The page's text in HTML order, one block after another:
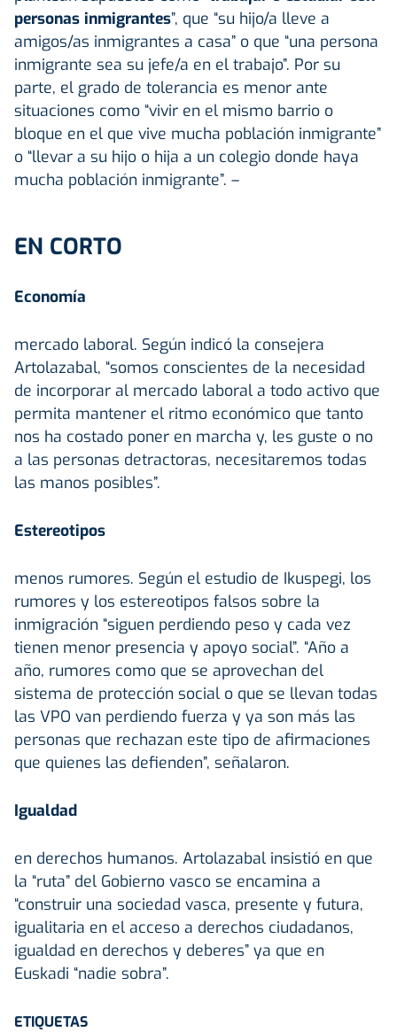
personas inmigrantes”, que “su hijo/a lleve a
amigos/as inmigrantes a casa” o que “una persona
inmigrante sea su jefe/a en el trabajo”. Por su
parte, el grado de tolerancia es menor ante
situaciones como “vivir en el mismo barrio o
bloque en el que vive mucha población inmigrante”
o “llevar a su hijo o hija a un colegio donde haya
mucha población inmigrante”. –
EN CORTO
Economía
mercado laboral. Según indicó la consejera
Artolazabal, “somos conscientes de la necesidad
de incorporar al mercado laboral a todo activo que
permita mantener el ritmo económico que tanto
nos ha costado poner en marcha y, les guste o no
a las personas detractoras, necesitaremos todas
las manos posibles”.
Estereotipos
menos rumores. Según el estudio de Ikuspegi, los
rumores y los estereotipos falsos sobre la
inmigración “siguen perdiendo peso y cada vez
tienen menor presencia y apoyo social”. “Año a
año, rumores como que se aprovechan del
sistema de protección social o que se llevan todas
las VPO van perdiendo fuerza y ya son más las
personas que rechazan este tipo de afirmaciones
que quienes las defienden”, señalaron.
Igualdad
en derechos humanos. Artolazabal insistió en que
la “ruta” del Gobierno vasco se encamina a
“construir una sociedad vasca, presente y futura,
igualitaria en el acceso a derechos ciudadanos,
igualdad en derechos y deberes” ya que en
Euskadi “nadie sobra”.
ETIQUETAS